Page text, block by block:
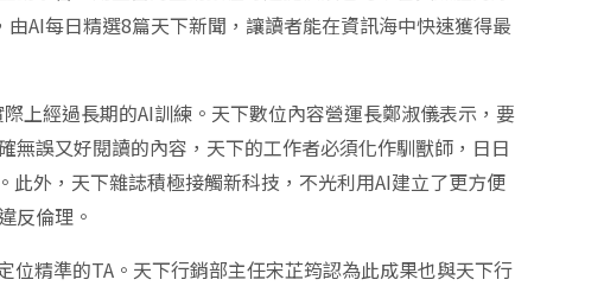
AI每日精選8篇天下新聞，讓讀者能在資訊海中快速獲得最
上經過長期的AI訓練。天下數位內容營運長鄭淑儀表示，要
誤又好閱讀的內容，天下的工作者必須化作馴獸師，日日
外，天下雜誌積極接觸新科技，不光利用AI建立了更方便
反倫理。
精準的TA。天下行銷部主任宋芷筠認為此成果也與天下行